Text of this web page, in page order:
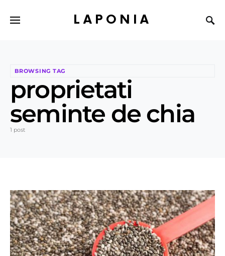
LAPONIA
BROWSING TAG
proprietati
seminte de chia
1 post